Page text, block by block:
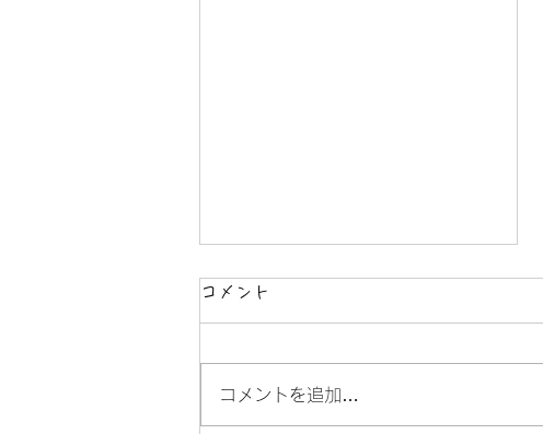
コメント
コメントを追加…